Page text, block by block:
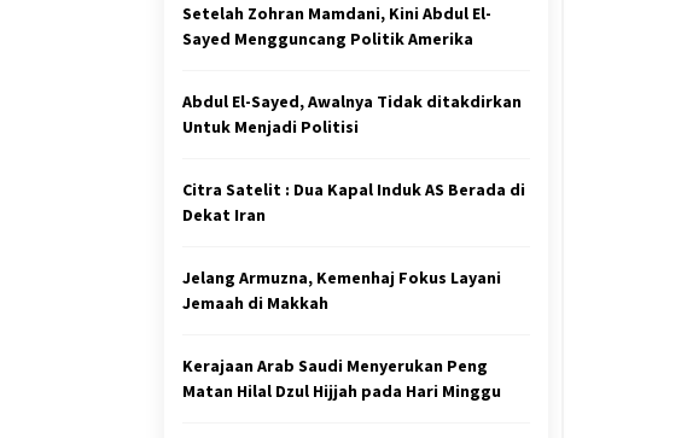
Setelah Zohran Mamdani, Kini Abdul El-
Sayed Mengguncang Politik Amerika
Abdul El-Sayed, Awalnya Tidak ditakdirkan
Untuk Menjadi Politisi
Citra Satelit : Dua Kapal Induk AS Berada di
Dekat Iran
Jelang Armuzna, Kemenhaj Fokus Layani
Jemaah di Makkah
Kerajaan Arab Saudi Menyerukan Peng
Matan Hilal Dzul Hijjah pada Hari Minggu